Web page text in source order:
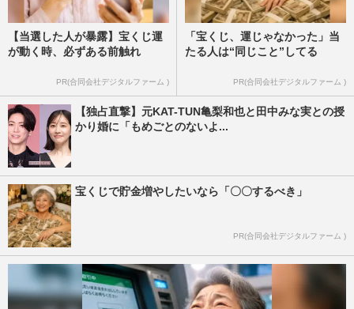
【当選した人が暴露】宝くじ運
が動く時、必ずある前触れ
PR(合同会社デジタルファーム )
「宝くじ、運じゃなかった」当
たる人は“同じこと”してる
PR(合同会社デジタルファーム )
【独占直撃】元KAT-TUN亀梨和也と田中みな実との授
かり婚に「もめごとのないよ...
宝くじで貯金増やしたいなら「〇〇するべき」
PR(合同会社デジタルファーム )